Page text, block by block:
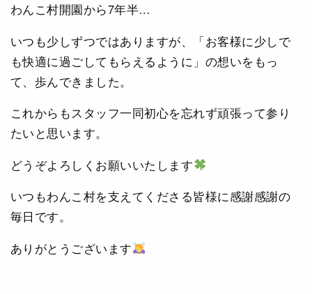
わんこ村開園から7年半…
いつも少しずつではありますが、「お客様に少しで
も快適に過ごしてもらえるように」の想いをもっ
て、歩んできました。
これからもスタッフ一同初心を忘れず頑張って参り
たいと思います。
どうぞよろしくお願いいたします
いつもわんこ村を支えてくださる皆様に感謝感謝の
毎日です。
ありがとうございます